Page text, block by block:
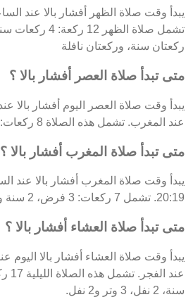
ركعتان سنة، وركعتان نافلة
متى تبدأ صلاة العصر أفشار بالا ؟
عند المغرب. تشمل هذه الصلاة 8 ركعات: 4 سنة و4 فرض.
متى تبدأ صلاة المغرب أفشار بالا ؟
20:19. تشمل 7 ركعات: 3 فرض، 2 سنة و2 نفل.
متى تبدأ صلاة العشاء أفشار بالا ؟
سنة، 2 نفل، 3 وتر و2 نفل.